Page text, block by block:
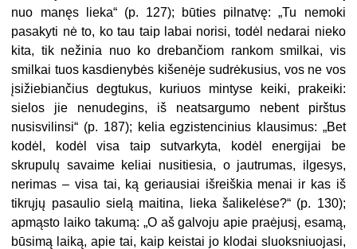
nuo manęs lieka“ (p. 127); būties pilnatvę: „Tu nemoki
pasakyti nė to, ko tau taip labai norisi, todėl nedarai nieko
kita, tik nežinia nuo ko drebančiom rankom smilkai, vis
smilkai tuos kasdienybės kišenėje sudrėkusius, vos ne vos
įsižiebiančius degtukus, kuriuos mintyse keiki, prakeiki:
sielos jie nenudegins, iš neatsargumo nebent pirštus
nusisvilinsi“ (p. 187); kelia egzistencinius klausimus: „Bet
kodėl, kodėl visa taip sutvarkyta, kodėl energijai be
skrupulų savaime keliai nusitiesia, o jautrumas, ilgesys,
nerimas – visa tai, ką geriausiai išreiškia menai ir kas iš
tikrųjų pasaulio sielą maitina, lieka šalikelėse?“ (p. 130);
apmąsto laiko takumą: „O aš galvoju apie praėjusį, esamą,
būsimą laiką, apie tai, kaip keistai jo klodai sluoksniuojasi,